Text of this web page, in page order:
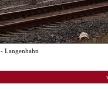
- Langenhahn